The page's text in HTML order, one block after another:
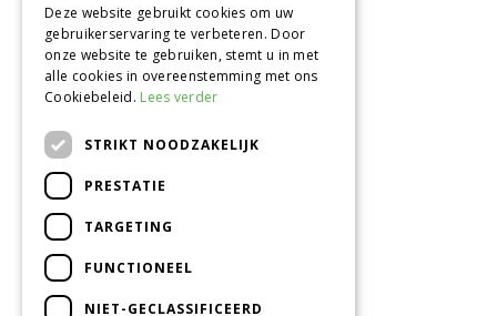
Onze locatie
Tuincentrum Alméérplant
Jac. P. Thijsseweg 4
pinterest
Deze website gebruikt cookies om uw
gebruikerservaring te verbeteren. Door
onze website te gebruiken, stemt u in met
alle cookies in overeenstemming met ons
Cookiebeleid. Lees verder
STRIKT NOODZAKELIJK
PRESTATIE
TARGETING
FUNCTIONEEL
NIET-GECLASSIFICEERD